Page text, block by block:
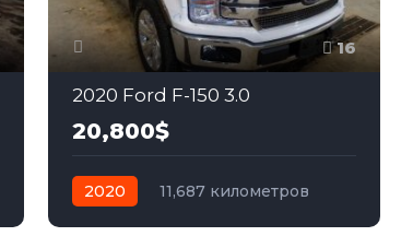
16
2020 Ford F-150 3.0
20,800$
2020
11,687 километров